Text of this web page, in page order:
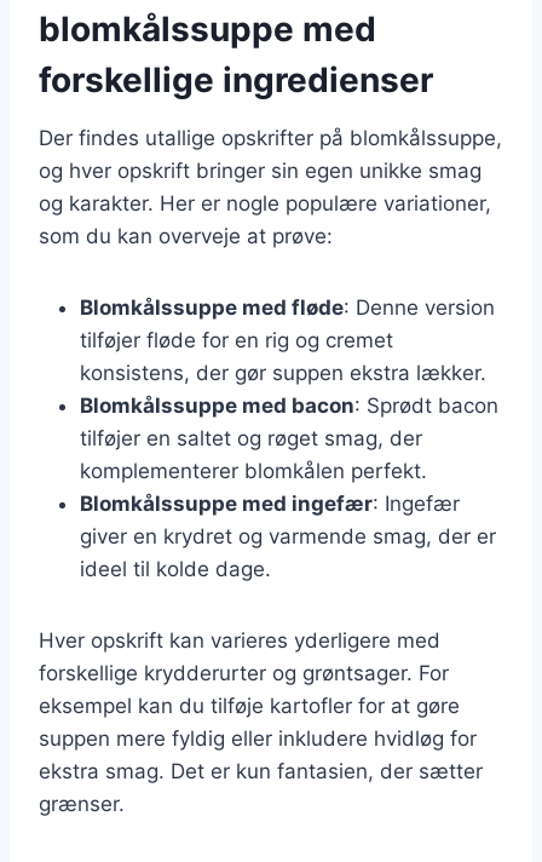
blomkålssuppe med
forskellige ingredienser
Der findes utallige opskrifter på blomkålssuppe,
og hver opskrift bringer sin egen unikke smag
og karakter. Her er nogle populære variationer,
som du kan overveje at prøve:
Blomkålssuppe med fløde: Denne version
tilføjer fløde for en rig og cremet
konsistens, der gør suppen ekstra lækker.
Blomkålssuppe med bacon: Sprødt bacon
tilføjer en saltet og røget smag, der
komplementerer blomkålen perfekt.
Blomkålssuppe med ingefær: Ingefær
giver en krydret og varmende smag, der er
ideel til kolde dage.
Hver opskrift kan varieres yderligere med
forskellige krydderurter og grøntsager. For
eksempel kan du tilføje kartofler for at gøre
suppen mere fyldig eller inkludere hvidløg for
ekstra smag. Det er kun fantasien, der sætter
grænser.